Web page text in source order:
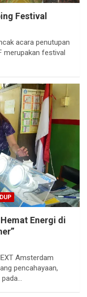
Festival
acara penutupan
merupakan festival
Energi di
Amsterdam
pencahayaan,
pada…